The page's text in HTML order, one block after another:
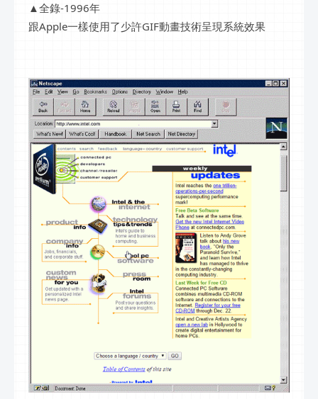
▲全錄-1996年
跟Apple一樣使用了少許GIF動畫技術呈現系統效果